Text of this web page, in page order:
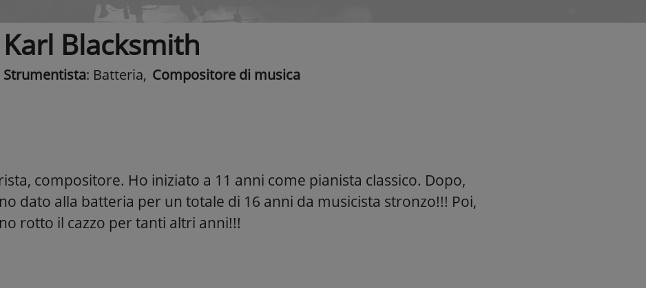
Karl Blacksmith
Strumentista: Batteria, Compositore di musica
compositore. Ho iniziato a 11 anni come pianista classico. Dopo,
dato alla batteria per un totale di 16 anni da musicista stronzo!!! Poi,
rotto il cazzo per tanti altri anni!!!